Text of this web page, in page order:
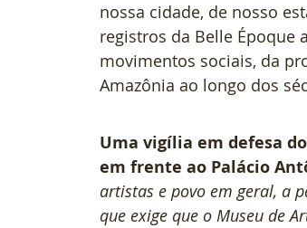
nossa cidade, de nosso
registros da Belle Époque
movimentos sociais, da
Amazônia ao longo dos
Uma vigília em defesa
em frente ao Palácio
artistas e povo em geral, a
que exige que o Museu de